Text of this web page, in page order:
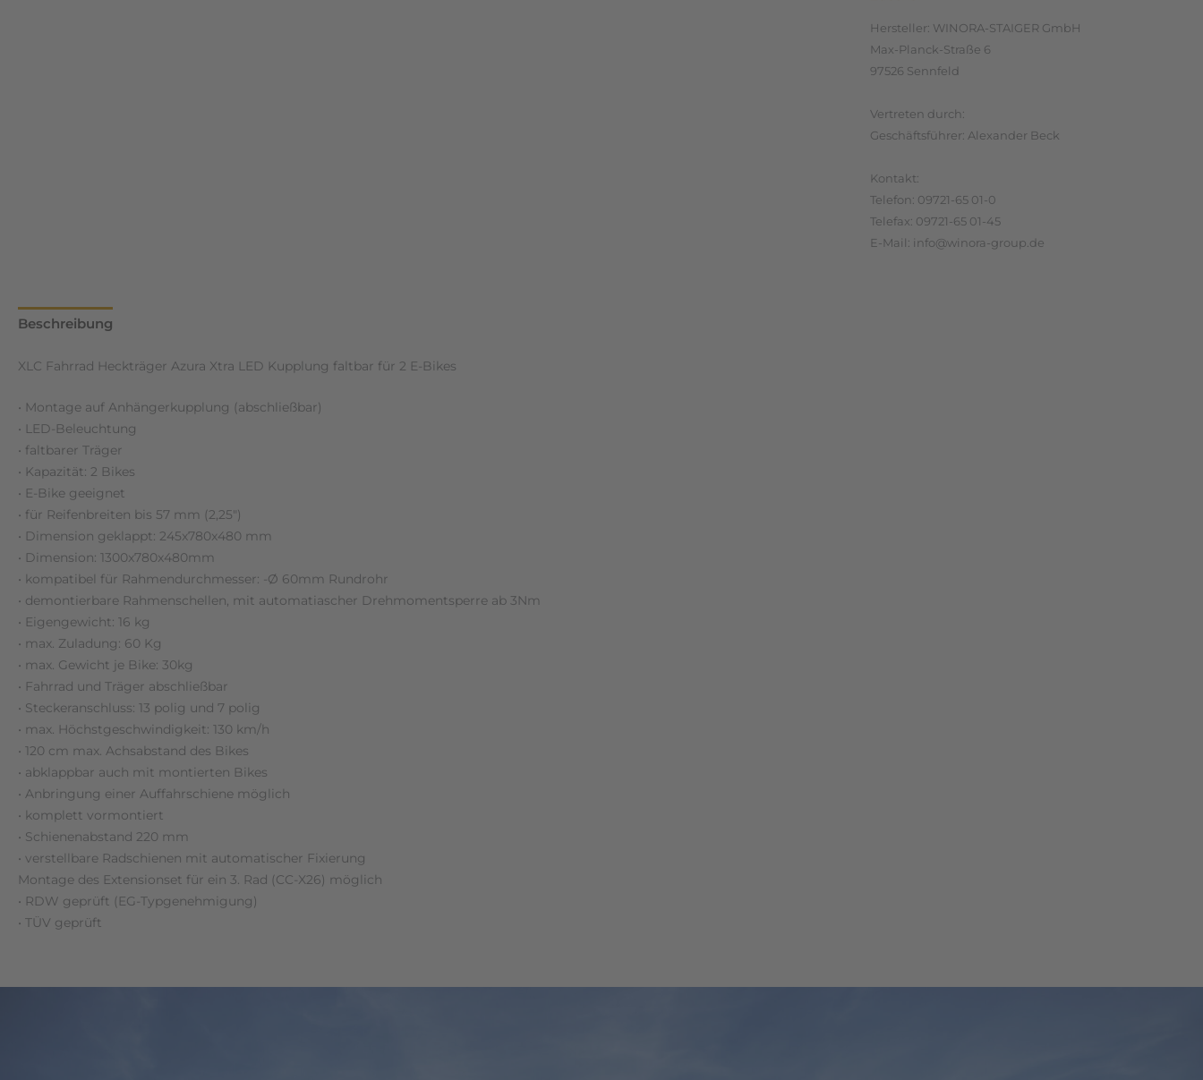
Hersteller: WINORA-STAIGER GmbH
Max-Planck-Straße 6
97526 Sennfeld
Vertreten durch:
Geschäftsführer: Alexander Beck
Kontakt:
Telefon: 09721-65 01-0
Telefax: 09721-65 01-45
E-Mail: info@winora-group.de
Beschreibung
XLC Fahrrad Heckträger Azura Xtra LED Kupplung faltbar für 2 E-Bikes
• Montage auf Anhängerkupplung (abschließbar)
• LED-Beleuchtung
• faltbarer Träger
• Kapazität: 2 Bikes
• E-Bike geeignet
• für Reifenbreiten bis 57 mm (2,25″)
• Dimension geklappt: 245x780x480 mm
• Dimension: 1300x780x480mm
• kompatibel für Rahmendurchmesser: -Ø 60mm Rundrohr
• demontierbare Rahmenschellen, mit automatiascher Drehmomentsperre ab 3Nm
• Eigengewicht: 16 kg
• max. Zuladung: 60 Kg
• max. Gewicht je Bike: 30kg
• Fahrrad und Träger abschließbar
• Steckeranschluss: 13 polig und 7 polig
• max. Höchstgeschwindigkeit: 130 km/h
• 120 cm max. Achsabstand des Bikes
• abklappbar auch mit montierten Bikes
• Anbringung einer Auffahrschiene möglich
• komplett vormontiert
• Schienenabstand 220 mm
• verstellbare Radschienen mit automatischer Fixierung
Montage des Extensionset für ein 3. Rad (CC-X26) möglich
• RDW geprüft (EG-Typgenehmigung)
• TÜV geprüft